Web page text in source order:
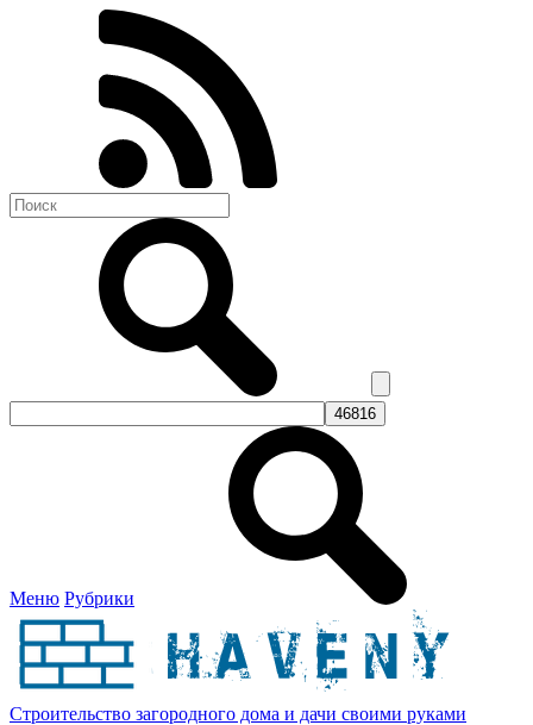
Меню Рубрики
Строительство загородного дома и дачи своими руками